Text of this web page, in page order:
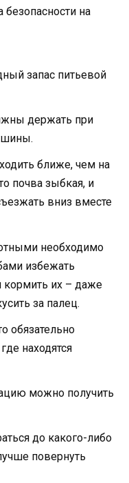
на
запас питьевой
держать при
ближе, чем на
почва зыбкая, и
вниз вместе
необходимо
избежать
кормить их – даже
за палец.
обязательно
находятся
можно получить
до какого-либо
повернуть